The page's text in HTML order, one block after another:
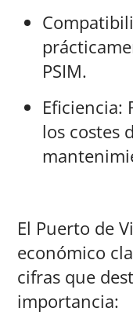
PSIM.
Eficiencia:
los costes
El Puerto de
económico
cifras que
importancia: